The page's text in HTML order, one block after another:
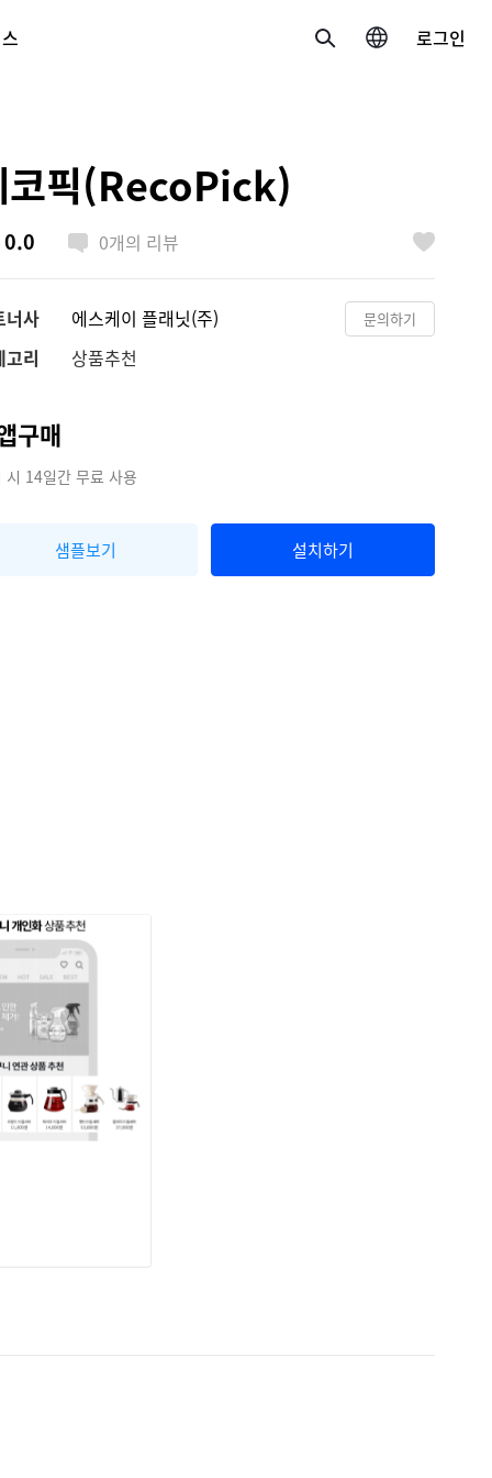
로그인
한국 / 한국어
코픽(RecoPick)
0.0 0개의 리뷰
너사 에스케이 플래닛(주) 문의하기
고리 상품추천
구매
시 14일간 무료 사용
샘플보기 설치하기